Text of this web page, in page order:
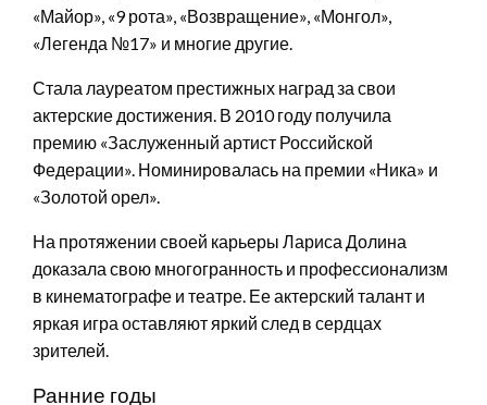
«Майор», «9 рота», «Возвращение», «Монгол»,
«Легенда №17» и многие другие.
Стала лауреатом престижных наград за свои
актерские достижения. В 2010 году получила
премию «Заслуженный артист Российской
Федерации». Номинировалась на премии «Ника» и
«Золотой орел».
На протяжении своей карьеры Лариса Долина
доказала свою многогранность и профессионализм
в кинематографе и театре. Ее актерский талант и
яркая игра оставляют яркий след в сердцах
зрителей.
Ранние годы